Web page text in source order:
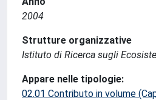
2004
Strutture organizzative
Istituto di Ricerca sugli
Appare nelle tipologie:
02.01 Contributo in volume